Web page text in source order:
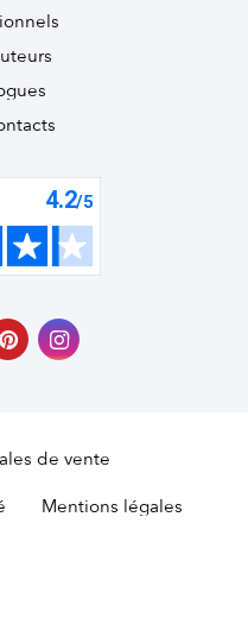
de vente
Mentions légales